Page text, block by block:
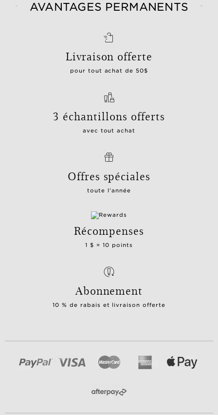
AVANTAGES PERMANENTS
Livraison offerte
pour tout achat de 50$
3 échantillons offerts
avec tout achat
Offres spéciales
toute l'année
Récompenses
1 $ = 10 points
Abonnement
10 % de rabais et livraison offerte